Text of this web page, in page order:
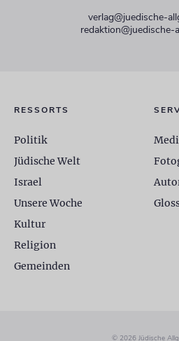
verlag@juedische-
redaktion@juedische-
RESSORTS
Politik
Jüdische Welt
Israel
Unsere Woche
Kultur
Religion
Gemeinden
© 2026 Jüdische